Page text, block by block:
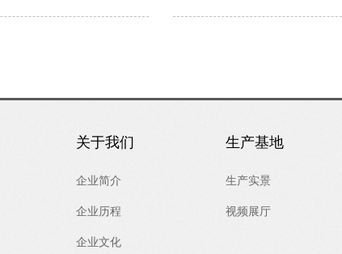
关于我们
企业简介
企业历程
企业文化
生产基地
生产实景
视频展厅